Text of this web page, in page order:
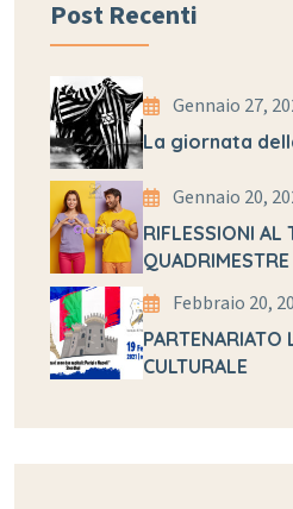
Post Recenti
Gennaio 27,
La giornata
Gennaio 20,
RIFLESSIONI AL
Febbraio 20,
PARTENARIATO
CULTURALE